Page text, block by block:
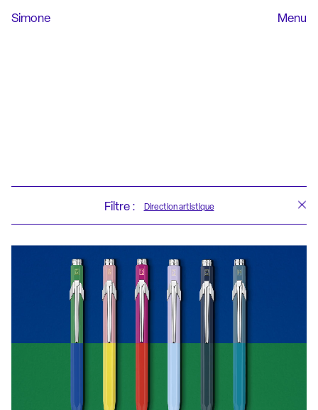
Simone Menu
Filtre : Direction artistique